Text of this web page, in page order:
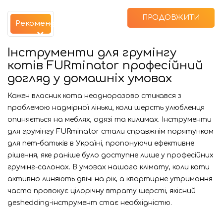
ПРОДОВЖИТИ
Рекомендуємо
Інструменти для грумінгу
котів FURminator професійний
догляд у домашніх умовах
Кожен власник кота неодноразово стикався з
проблемою надмірної ліньки, коли шерсть улюбленця
опиняється на меблях, одязі та килимах. Інструменти
для грумінгу FURminator стали справжнім порятунком
для пет-батьків в Україні, пропонуючи ефективне
рішення, яке раніше було доступне лише у професійних
грумінг-салонах. В умовах нашого клімату, коли коти
активно линяють двічі на рік, а квартирне утримання
часто провокує цілорічну втрату шерсті, якісний
деshedding-інструмент стає необхідністю.